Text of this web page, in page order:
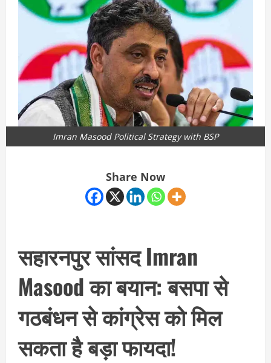
Imran Masood Political Strategy with BSP
Share Now
सहारनपुर सांसद Imran
Masood का बयान: बसपा से
गठबंधन से कांग्रेस को मिल
सकता है बड़ा फायदा!